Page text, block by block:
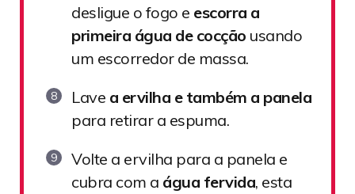
desligue o fogo e escorra a
primeira água de cocção usando
um escorredor de massa.
Lave a ervilha e também a panela
para retirar a espuma.
Volte a ervilha para a panela e
cubra com a água fervida, esta